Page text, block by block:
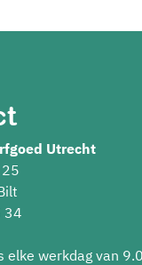
Utrecht
34
elke werkdag van